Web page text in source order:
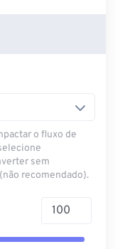
o fluxo de
sem
recomendado).